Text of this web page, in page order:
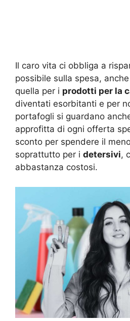
Il caro vita ci obbliga a
possibile sulla spesa,
quella per i prodotti per la
diventati esorbitanti e per
portafogli si guardano
approfitta di ogni offerta
sconto per spendere il
soprattutto per i detersivi,
abbastanza costosi.